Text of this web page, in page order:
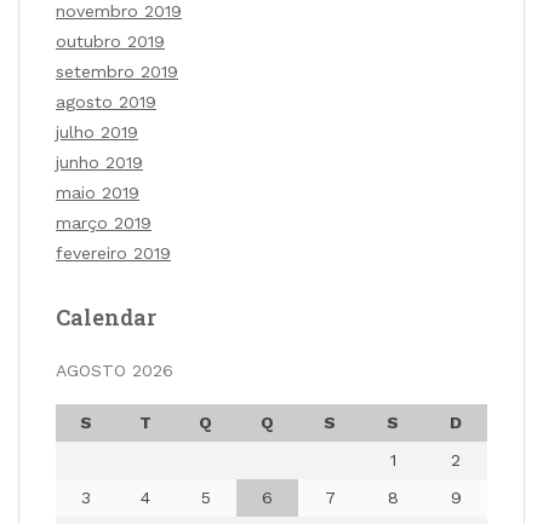
novembro 2019
outubro 2019
setembro 2019
agosto 2019
julho 2019
junho 2019
maio 2019
março 2019
fevereiro 2019
Calendar
AGOSTO 2026
S T Q Q S S
D
1
2
3
4 5 6 7 8
9